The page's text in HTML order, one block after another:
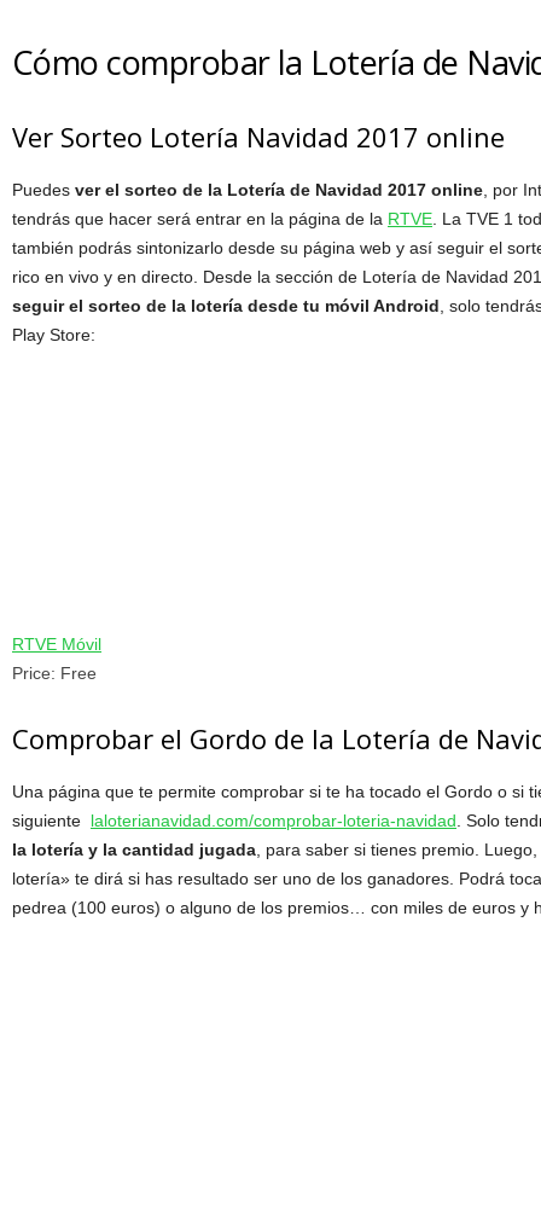
Cómo comprobar la Lotería de
Ver Sorteo Lotería Navidad 2017 online
Puedes ver el sorteo de la Lotería de Navidad 2017 online , por
tendrás que hacer será entrar en la página de la RTVE . La TVE 1
también podrás sintonizarlo desde su página web y así seguir el
rico en vivo y en directo. Desde la sección de Lotería de Navidad
seguir el sorteo de la lotería desde tu móvil Android , solo
Play Store:
RTVE Móvil
Price: Free
Comprobar el Gordo de la Lotería de
Una página que te permite comprobar si te ha tocado el Gordo o si
siguiente laloterianavidad.com/comprobar-loteria-navidad . Solo
la lotería y la cantidad jugada , para saber si tienes premio.
lotería» te dirá si has resultado ser uno de los ganadores. Podrá
pedrea (100 euros) o alguno de los premios… con miles de euros y